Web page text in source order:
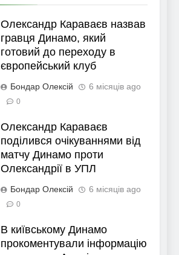
Олександр Караваєв назвав
гравця Динамо, який
готовий до переходу в
європейський клуб
Бондар Олексій 6 місяців ago
0
Олександр Караваєв
поділився очікуваннями від
матчу Динамо проти
Олександрії в УПЛ
Бондар Олексій 6 місяців ago
0
В київському Динамо
прокоментували інформацію